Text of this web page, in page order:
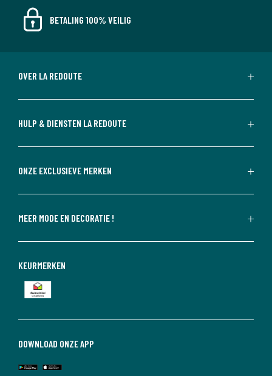
BETALING 100% VEILIG
OVER LA REDOUTE
HULP & DIENSTEN LA REDOUTE
ONZE EXCLUSIEVE MERKEN
MEER MODE EN DECORATIE !
DOWNLOAD ONZE APP
KEURMERKEN